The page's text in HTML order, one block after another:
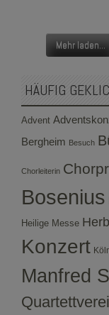
Mehr laden...
HÄUFIG
Advent
Bergheim Besuch
Chorleiterin
Bosenius
Heilige Messe
Konzert
Manfred